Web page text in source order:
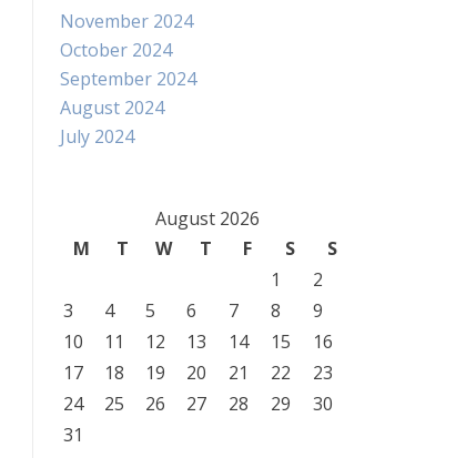
November 2024
October 2024
September 2024
August 2024
July 2024
August 2026
M
T W T F S
S
1
2
3
4 5 6 7 8
9
10
11 12 13 14 15
16
17
18 19 20 21 22
23
24
25 26 27 28 29
30
31